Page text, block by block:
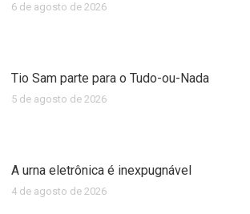
6 de agosto de 2026
Tio Sam parte para o Tudo-ou-Nada
5 de agosto de 2026
A urna eletrônica é inexpugnável
4 de agosto de 2026